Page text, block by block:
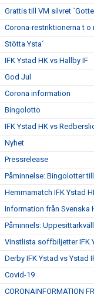
Grattis till VM silvret
Corona-restriktionerna t o
Stötta Ysta´
IFK Ystad HK vs Hallby IF
God Jul
Corona information
Bingolotto
IFK Ystad HK vs
Nyhet
Pressrelease
Påminnelse: Bingolotter
Hemmamatch IFK Ystad
Information från Svenska
Påminnels:
Vinstlista soffbiljetter IFK
Derby IFK Ystad vs Ystad
Covid-19
CORONAINFORMATION